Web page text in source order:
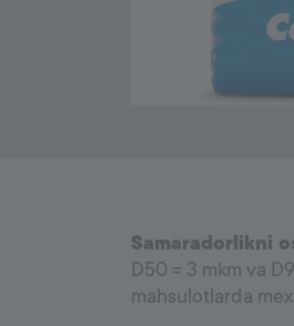
Samaradorlikni
D50 = 3 mkm va
mahsulotlarda